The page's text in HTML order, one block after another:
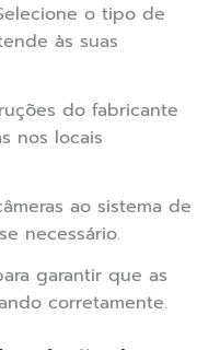
o tipo de
às suas
do fabricante
nos locais
ao sistema de
necessário.
garantir que as
corretamente.